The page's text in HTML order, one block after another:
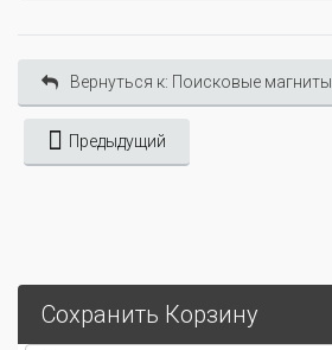
Вернуться к: Поисковые магниты
Предыдущий
Сохранить Корзину